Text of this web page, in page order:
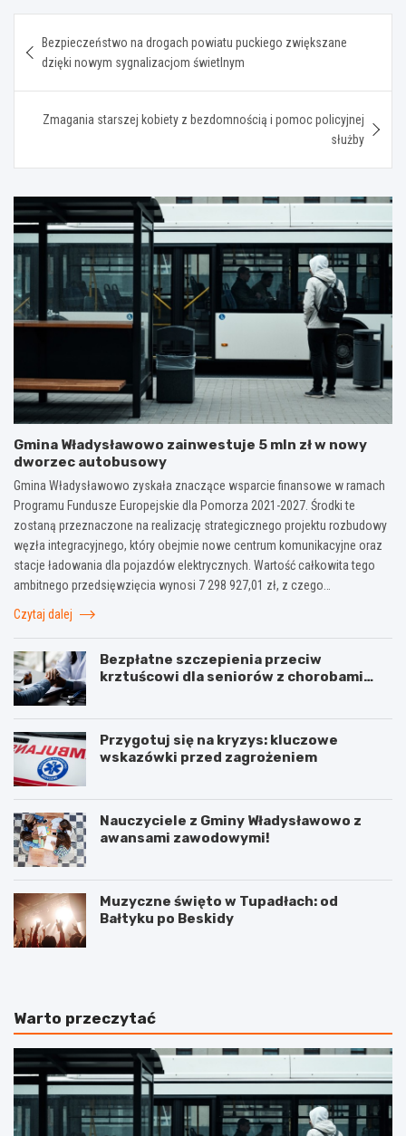
wpisu
Bezpieczeństwo na drogach powiatu puckiego zwiększane
dzięki nowym sygnalizacjom świetlnym
Zmagania starszej kobiety z bezdomnością i pomoc policyjnej
służby
Gmina Władysławowo zainwestuje 5 mln zł w nowy
dworzec autobusowy
Gmina Władysławowo zyskała znaczące wsparcie finansowe w ramach
Programu Fundusze Europejskie dla Pomorza 2021-2027. Środki te
zostaną przeznaczone na realizację strategicznego projektu rozbudowy
węzła integracyjnego, który obejmie nowe centrum komunikacyjne oraz
stacje ładowania dla pojazdów elektrycznych. Wartość całkowita tego
ambitnego przedsięwzięcia wynosi 7 298 927,01 zł, z czego…
Czytaj dalej
Bezpłatne szczepienia przeciw
krztuścowi dla seniorów z chorobami
Przygotuj się na kryzys: kluczowe
wskazówki przed zagrożeniem
Nauczyciele z Gminy Władysławowo z
awansami zawodowymi!
Muzyczne święto w Tupadłach: od
Bałtyku po Beskidy
Warto przeczytać